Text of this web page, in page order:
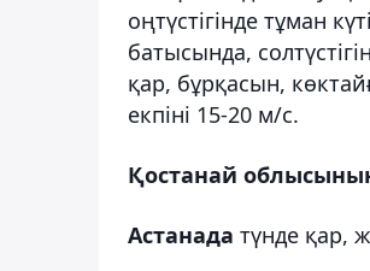
оңтүстігінде тұман
батысында,
қар, бұрқасын,
екпіні 15-20 м/с.
Қостанай
Астанада түнде қар,